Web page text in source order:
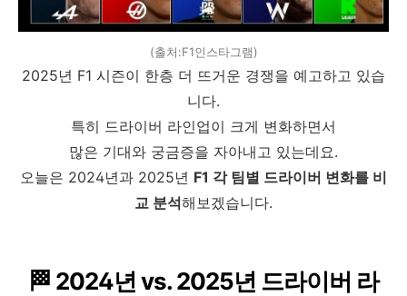
(출처:F1인스타그램)
2025년 F1 시즌이 한층 더 뜨거운 경쟁을 예고하고 있습
니다.
특히 드라이버 라인업이 크게 변화하면서
많은 기대와 궁금증을 자아내고 있는데요.
오늘은 2024년과 2025년 F1 각 팀별 드라이버 변화를 비
교 분석해보겠습니다.
🏁 2024년 vs. 2025년 드라이버 라